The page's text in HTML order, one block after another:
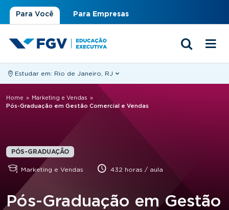
Para Você Para Empresas
Estudar em: Rio de Janeiro, RJ
Você está aqui
Home » Marketing e Vendas
»
Pós-Graduação em Gestão Comercial e Vendas
PÓS-GRADUAÇÃO
Marketing e Vendas 432 horas / aula
Pós-Graduação em Gestão